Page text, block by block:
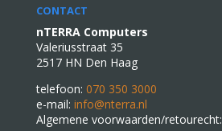
CONTACT
nTERRA Computers
Valeriusstraat 35
2517 HN Den Haag
telefoon: 070 350 3000
e-mail: info@nterra.nl
Algemene voorwaarden/retourecht: